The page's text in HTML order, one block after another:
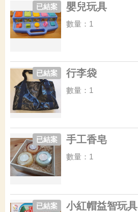
嬰兒玩具
已結案
數量：1
行李袋
已結案
數量：1
手工香皂
已結案
數量：1
小紅帽益智玩具
已結案